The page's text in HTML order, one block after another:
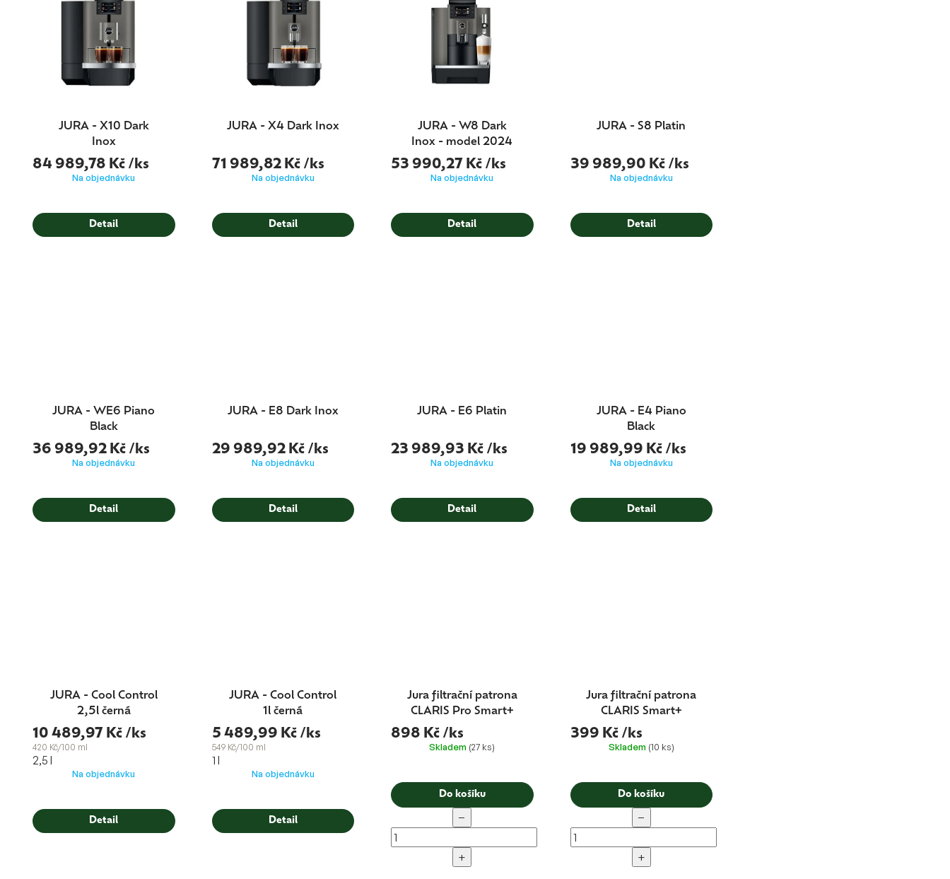
JURA - X10 Dark
Inox
84 989,78 Kč /ks
Na objednávku
Detail
JURA - X4 Dark Inox
71 989,82 Kč /ks
Na objednávku
Detail
JURA - W8 Dark
Inox - model 2024
53 990,27 Kč /ks
Na objednávku
Detail
JURA - S8 Platin
39 989,90 Kč /ks
Na objednávku
Detail
JURA - WE6 Piano
Black
36 989,92 Kč /ks
Na objednávku
Detail
JURA - E8 Dark Inox
29 989,92 Kč /ks
Na objednávku
Detail
JURA - E6 Platin
23 989,93 Kč /ks
Na objednávku
Detail
JURA - E4 Piano
Black
19 989,99 Kč /ks
Na objednávku
Detail
JURA - Cool Control
2,5l černá
10 489,97 Kč /ks
420 Kč/100 ml
2,5 l
Na objednávku
Detail
JURA - Cool Control
1l černá
5 489,99 Kč /ks
549 Kč/100 ml
1 l
Na objednávku
Detail
Jura filtrační patrona
CLARIS Pro Smart+
898 Kč /ks
Skladem (27 ks)
Do košíku
−
+
Jura filtrační patrona
CLARIS Smart+
399 Kč /ks
Skladem (10 ks)
Do košíku
−
+